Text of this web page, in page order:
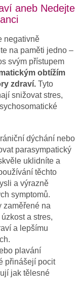
aneb Nedejte
negativně
na paměti jedno –
svým přístupem
obtížím
zdraví. Tyto
snižovat stres,
dýchání nebo
parasympatický
uklidníte a
těchto
a výrazně
symptomů.
zaměřené na
a stres,
a lepšímu
plavání
přinášejí pocit
jak tělesné